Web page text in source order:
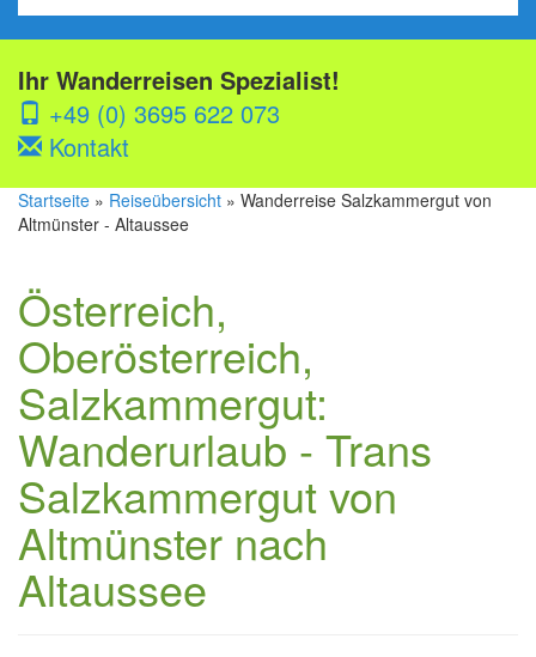
Ihr Wanderreisen Spezialist!
+49 (0) 3695 622 073
Kontakt
Startseite » Reiseübersicht » Wanderreise Salzkammergut von
Altmünster - Altaussee
Österreich,
Oberösterreich,
Salzkammergut:
Wanderurlaub - Trans
Salzkammergut von
Altmünster nach
Altaussee